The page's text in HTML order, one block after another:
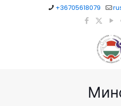
+36705618079